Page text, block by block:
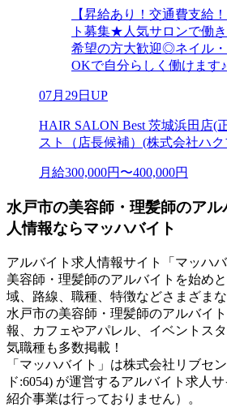
【昇給あり！交通費支給
ト募集★人気サロンで働
希望の方大歓迎◎ネイル
OKで自分らしく働けます♪
07月29日UP
HAIR SALON Best 茨城浜田店(
スト（店長候補）(株式会社ハ
月給300,000円〜400,000円
水戸市の美容師・理髪師のア
人情報ならマッハバイト
アルバイト求人情報サイト「マッハ
美容師・理髪師のアルバイトを始め
域、路線、職種、特徴などさまざま
水戸市の美容師・理髪師のアルバイ
報、カフェやアパレル、イベントス
気職種も多数掲載！
「マッハバイト」は株式会社リブセ
ド:6054) が運営するアルバイト求人
紹介事業は行っておりません）。